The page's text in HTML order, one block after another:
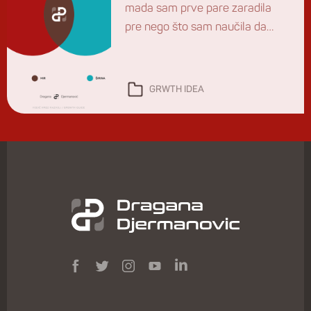
mada sam prve pare zaradila
pre nego što sam naučila da
sam jedno po jedno, pa onda i
sve zajedno godinu za godinom.
svojoj zemlji, Evropi i u svetu.
GRWTH IDEA